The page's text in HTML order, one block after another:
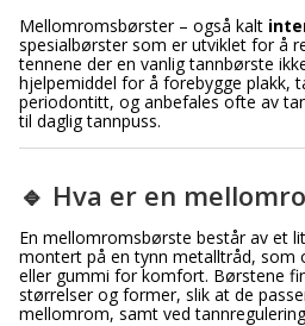
Mellomromsbørster – også kalt
spesialbørster som er utviklet for å
tennene der en vanlig tannbørste
hjelpemiddel for å forebygge plakk,
periodontitt, og anbefales ofte av
til daglig tannpuss.
🔹 Hva er en
En mellomromsbørste består av et
montert på en tynn metalltråd, som
eller gummi for komfort. Børstene
størrelser og former, slik at de
mellomrom, samt ved